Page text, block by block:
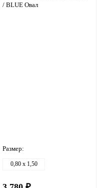
/ BLUE Овал
Размер:
0,80 x 1,50